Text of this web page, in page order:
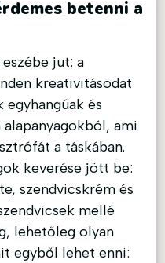
betenni a
jut: a
kreativitásodat
és
ami
a táskában.
keverése jött be:
szendvicskrém és
mellé
lehetőleg olyan
egyből lehet enni: